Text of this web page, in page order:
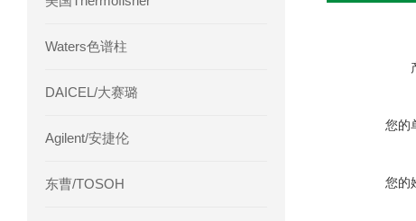
Waters色谱柱
DAICEL/大赛璐
Agilent/安捷伦
东曹/TOSOH
您的
您的